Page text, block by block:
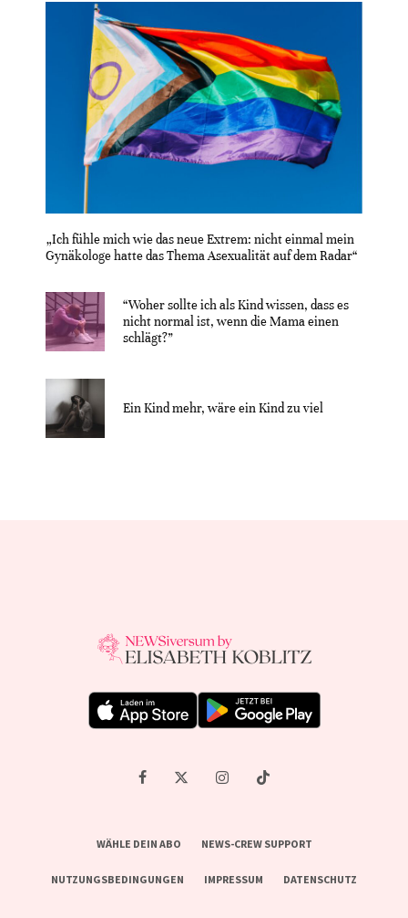
„Ich fühle mich wie das neue Extrem: nicht einmal mein
Gynäkologe hatte das Thema Asexualität auf dem Radar“
“Woher sollte ich als Kind wissen, dass es
nicht normal ist, wenn die Mama einen
schlägt?”
Ein Kind mehr, wäre ein Kind zu viel
WÄHLE DEIN ABO NEWS-CREW SUPPORT
NUTZUNGSBEDINGUNGEN IMPRESSUM DATENSCHUTZ